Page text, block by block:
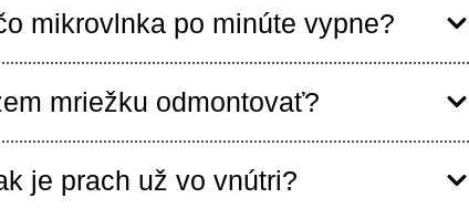
mikrovlnka po minúte vypne?
mriežku odmontovať?
je prach už vo vnútri?